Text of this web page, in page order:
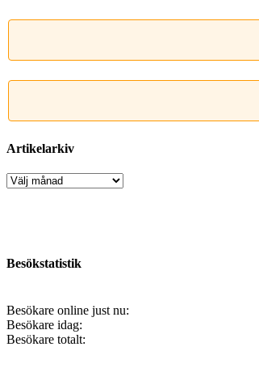
Artikelarkiv
Artikelarkiv
Besökstatistik
Besökare online just nu:
Besökare idag:
Besökare totalt: